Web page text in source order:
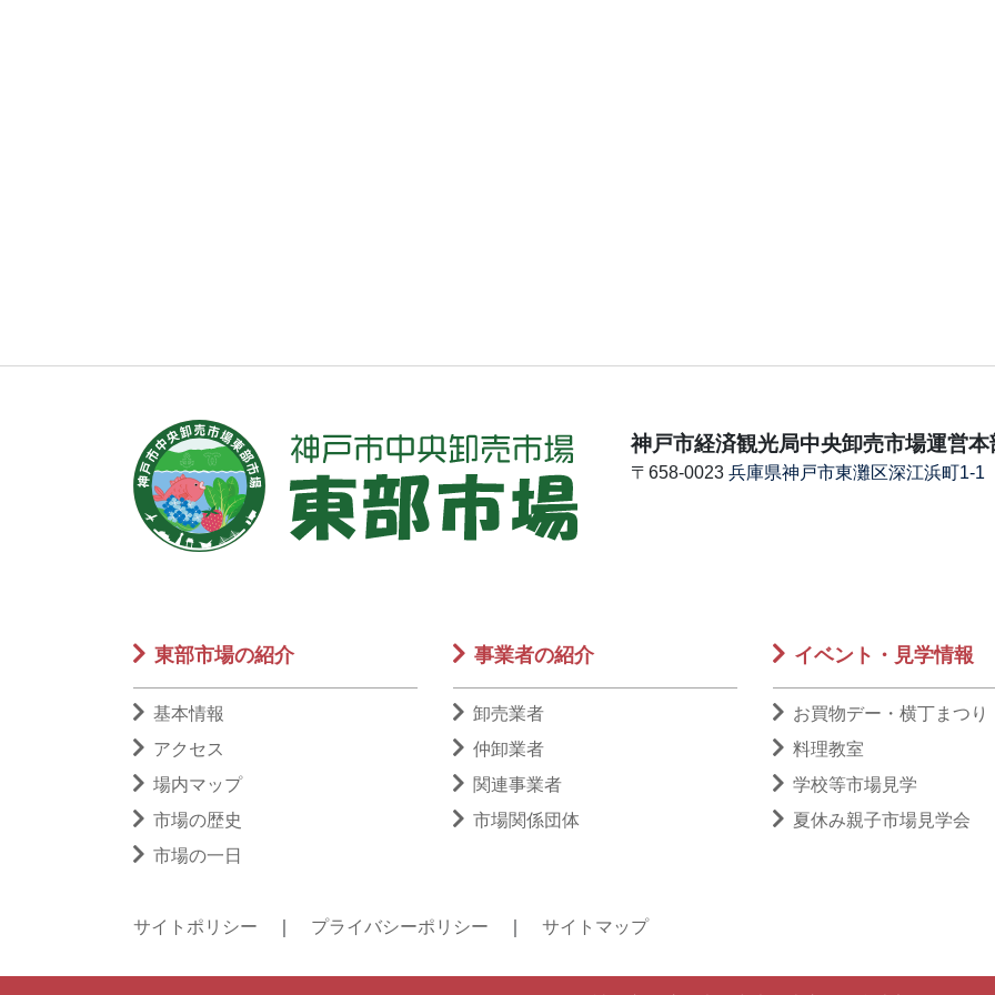
神戸市経済観光局中央卸売市場運営
〒658-0023 兵庫県神戸市東灘区深江浜町1-1
東部市場の紹介
基本情報
アクセス
場内マップ
市場の歴史
市場の一日
事業者の紹介
卸売業者
仲卸業者
関連事業者
市場関係団体
イベント・見学情報
お買物デー・横丁まつり
料理教室
学校等市場見学
夏休み親子市場見学会
サイトポリシー プライバシーポリシー サイトマップ